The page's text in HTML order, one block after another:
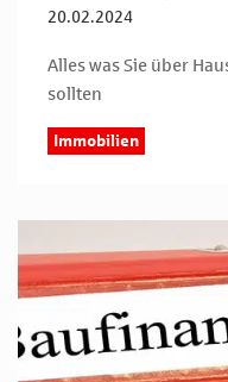
20.02.2024
Alles was Sie über
sollten
Immobilien